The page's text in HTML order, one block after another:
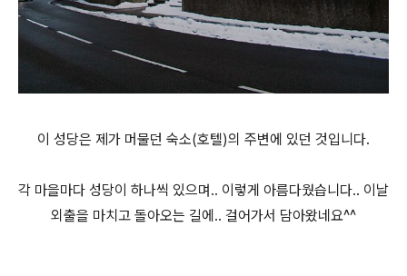
이 성당은 제가 머물던 숙소(호텔)의 주변에 있던 것입니다.
각 마을마다 성당이 하나씩 있으며.. 이렇게 아름다웠습니다.. 이날
외출을 마치고 돌아오는 길에.. 걸어가서 담아왔네요^^